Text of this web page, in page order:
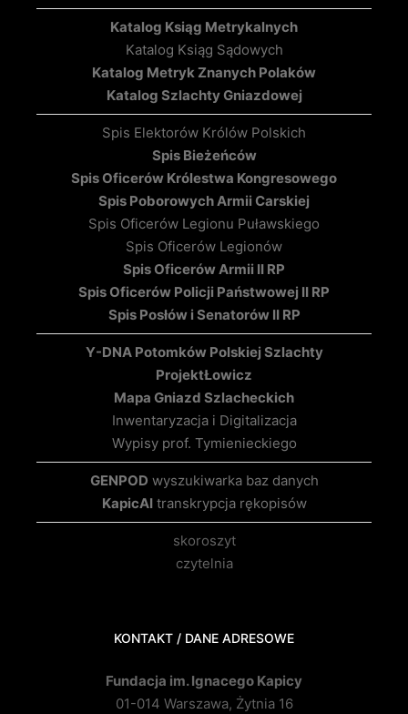
Katalog Ksiąg Metrykalnych
Katalog Ksiąg Sądowych
Katalog Metryk Znanych Polaków
Katalog Szlachty Gniazdowej
Spis Elektorów Królów Polskich
Spis Bieżeńców
Spis Oficerów Królestwa Kongresowego
Spis Poborowych Armii Carskiej
Spis Oficerów Legionu Puławskiego
Spis Oficerów Legionów
Spis Oficerów Armii II RP
Spis Oficerów Policji Państwowej II RP
Spis Posłów i Senatorów II RP
Y-DNA Potomków Polskiej Szlachty
ProjektŁowicz
Mapa Gniazd Szlacheckich
Inwentaryzacja i Digitalizacja
Wypisy prof. Tymienieckiego
GENPOD wyszukiwarka baz danych
KapicAItranskrypcja rękopisów
skoroszyt
czytelnia
KONTAKT / DANE ADRESOWE
Fundacja im. Ignacego Kapicy
01-014 Warszawa, Żytnia 16